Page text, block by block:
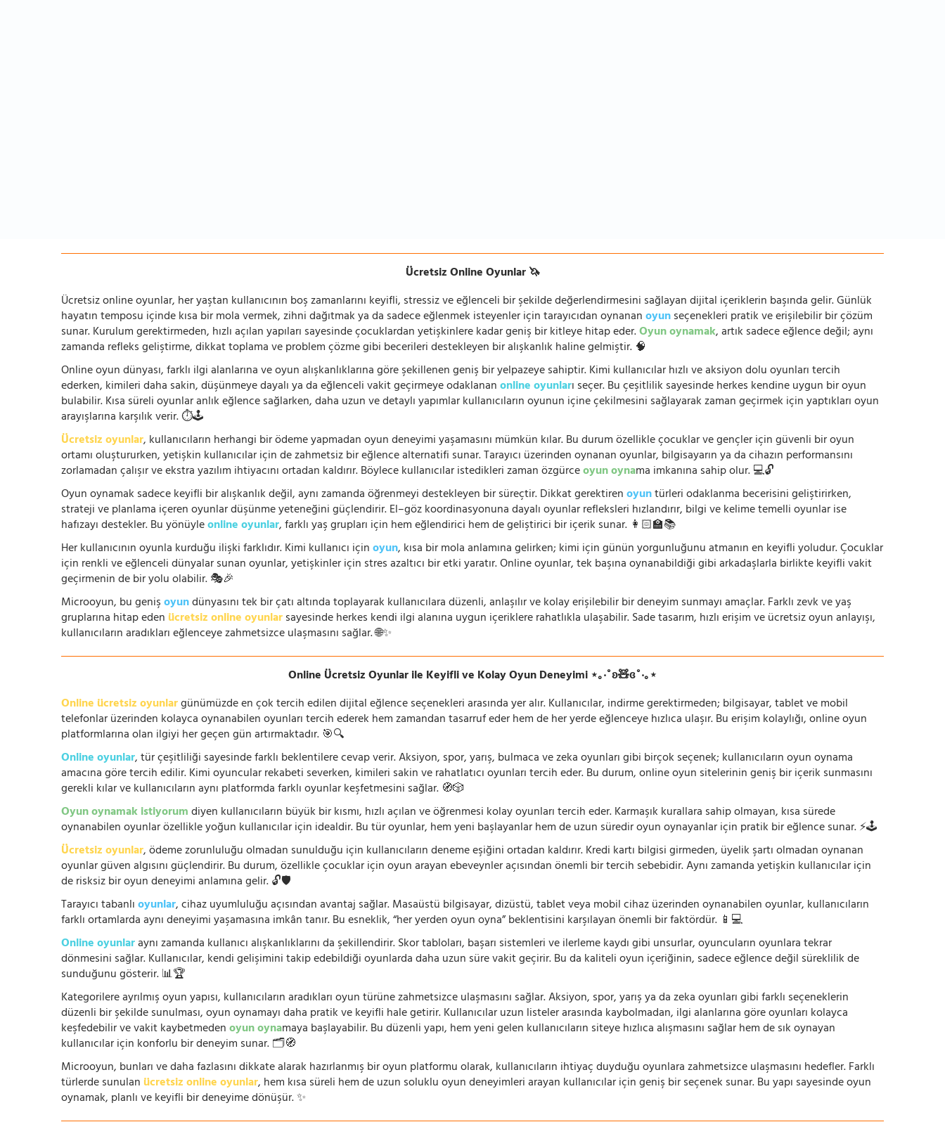
Ücretsiz Online Oyunlar 🦄
Ücretsiz online oyunlar, her yaştan kullanıcının boş zamanlarını keyifli, stressiz ve eğlenceli bir şekilde değerlendirmesini sağlayan dijital içeriklerin başında gelir. Günlük
hayatın temposu içinde kısa bir mola vermek, zihni dağıtmak ya da sadece eğlenmek isteyenler için tarayıcıdan oynananoyunseçenekleri pratik ve erişilebilir bir çözüm
sunar. Kurulum gerektirmeden, hızlı açılan yapıları sayesinde çocuklardan yetişkinlere kadar geniş bir kitleye hitap eder.Oyun oynamak, artık sadece eğlence değil; aynı
zamanda refleks geliştirme, dikkat toplama ve problem çözme gibi becerileri destekleyen bir alışkanlık haline gelmiştir. 🧠
Online oyun dünyası, farklı ilgi alanlarına ve oyun alışkanlıklarına göre şekillenen geniş bir yelpazeye sahiptir. Kimi kullanıcılar hızlı ve aksiyon dolu oyunları tercih
ederken, kimileri daha sakin, düşünmeye dayalı ya da eğlenceli vakit geçirmeye odaklananonline oyunları seçer. Bu çeşitlilik sayesinde herkes kendine uygun bir oyun
bulabilir. Kısa süreli oyunlar anlık eğlence sağlarken, daha uzun ve detaylı yapımlar kullanıcıların oyunun içine çekilmesini sağlayarak zaman geçirmek için yaptıkları oyun
arayışlarına karşılık verir. ⏱️🕹️
Ücretsiz oyunlar, kullanıcıların herhangi bir ödeme yapmadan oyun deneyimi yaşamasını mümkün kılar. Bu durum özellikle çocuklar ve gençler için güvenli bir oyun
ortamı oluştururken, yetişkin kullanıcılar için de zahmetsiz bir eğlence alternatifi sunar. Tarayıcı üzerinden oynanan oyunlar, bilgisayarın ya da cihazın performansını
zorlamadan çalışır ve ekstra yazılım ihtiyacını ortadan kaldırır. Böylece kullanıcılar istedikleri zaman özgürceoyun oynama imkanına sahip olur. 💻🔓
Oyun oynamak sadece keyifli bir alışkanlık değil, aynı zamanda öğrenmeyi destekleyen bir süreçtir. Dikkat gerektirenoyuntürleri odaklanma becerisini geliştirirken,
strateji ve planlama içeren oyunlar düşünme yeteneğini güçlendirir. El–göz koordinasyonuna dayalı oyunlar refleksleri hızlandırır, bilgi ve kelime temelli oyunlar ise
hafızayı destekler. Bu yönüyleonline oyunlar, farklı yaş grupları için hem eğlendirici hem de geliştirici bir içerik sunar. 👩🏻‍🏫📚
Her kullanıcının oyunla kurduğu ilişki farklıdır. Kimi kullanıcı içinoyun, kısa bir mola anlamına gelirken; kimi için günün yorgunluğunu atmanın en keyifli yoludur. Çocuklar
için renkli ve eğlenceli dünyalar sunan oyunlar, yetişkinler için stres azaltıcı bir etki yaratır. Online oyunlar, tek başına oynanabildiği gibi arkadaşlarla birlikte keyifli vakit
geçirmenin de bir yolu olabilir. 🎭🎉
Microoyun, bu genişoyundünyasını tek bir çatı altında toplayarak kullanıcılara düzenli, anlaşılır ve kolay erişilebilir bir deneyim sunmayı amaçlar. Farklı zevk ve yaş
gruplarına hitap eden ücretsiz online oyunlarsayesinde herkes kendi ilgi alanına uygun içeriklere rahatlıkla ulaşabilir. Sade tasarım, hızlı erişim ve ücretsiz oyun anlayışı,
kullanıcıların aradıkları eğlenceye zahmetsizce ulaşmasını sağlar. 🌐✨
Online Ücretsiz Oyunlar ile Keyifli ve Kolay Oyun Deneyimi ⋆｡‧˚ʚ🧸ɞ˚‧｡⋆
Online ücretsiz oyunlargünümüzde en çok tercih edilen dijital eğlence seçenekleri arasında yer alır. Kullanıcılar, indirme gerektirmeden; bilgisayar, tablet ve mobil
telefonlar üzerinden kolayca oynanabilen oyunları tercih ederek hem zamandan tasarruf eder hem de her yerde eğlenceye hızlıca ulaşır. Bu erişim kolaylığı, online oyun
platformlarına olan ilgiyi her geçen gün artırmaktadır. 🎯🔍
Online oyunlar, tür çeşitliliği sayesinde farklı beklentilere cevap verir. Aksiyon, spor, yarış, bulmaca ve zeka oyunları gibi birçok seçenek; kullanıcıların oyun oynama
amacına göre tercih edilir. Kimi oyuncular rekabeti severken, kimileri sakin ve rahatlatıcı oyunları tercih eder. Bu durum, online oyun sitelerinin geniş bir içerik sunmasını
gerekli kılar ve kullanıcıların aynı platformda farklı oyunlar keşfetmesini sağlar. 🧭🎲
Oyun oynamak istiyorumdiyen kullanıcıların büyük bir kısmı, hızlı açılan ve öğrenmesi kolay oyunları tercih eder. Karmaşık kurallara sahip olmayan, kısa sürede
oynanabilen oyunlar özellikle yoğun kullanıcılar için idealdir. Bu tür oyunlar, hem yeni başlayanlar hem de uzun süredir oyun oynayanlar için pratik bir eğlence sunar. ⚡🕹️
Ücretsiz oyunlar, ödeme zorunluluğu olmadan sunulduğu için kullanıcıların deneme eşiğini ortadan kaldırır. Kredi kartı bilgisi girmeden, üyelik şartı olmadan oynanan
oyunlar güven algısını güçlendirir. Bu durum, özellikle çocuklar için oyun arayan ebeveynler açısından önemli bir tercih sebebidir. Aynı zamanda yetişkin kullanıcılar için
de risksiz bir oyun deneyimi anlamına gelir. 🔓🛡️
Tarayıcı tabanlıoyunlar, cihaz uyumluluğu açısından avantaj sağlar. Masaüstü bilgisayar, dizüstü, tablet veya mobil cihaz üzerinden oynanabilen oyunlar, kullanıcıların
farklı ortamlarda aynı deneyimi yaşamasına imkân tanır. Bu esneklik, “her yerden oyun oyna” beklentisini karşılayan önemli bir faktördür. 📱💻
Online oyunlaraynı zamanda kullanıcı alışkanlıklarını da şekillendirir. Skor tabloları, başarı sistemleri ve ilerleme kaydı gibi unsurlar, oyuncuların oyunlara tekrar
dönmesini sağlar. Kullanıcılar, kendi gelişimini takip edebildiği oyunlarda daha uzun süre vakit geçirir. Bu da kaliteli oyun içeriğinin, sadece eğlence değil süreklilik de
sunduğunu gösterir. 📊🏆
Kategorilere ayrılmış oyun yapısı, kullanıcıların aradıkları oyun türüne zahmetsizce ulaşmasını sağlar. Aksiyon, spor, yarış ya da zeka oyunları gibi farklı seçeneklerin
düzenli bir şekilde sunulması, oyun oynamayı daha pratik ve keyifli hale getirir. Kullanıcılar uzun listeler arasında kaybolmadan, ilgi alanlarına göre oyunları kolayca
keşfedebilir ve vakit kaybetmedenoyun oynamaya başlayabilir. Bu düzenli yapı, hem yeni gelen kullanıcıların siteye hızlıca alışmasını sağlar hem de sık oynayan
kullanıcılar için konforlu bir deneyim sunar. 🗂️🧭
Microoyun, bunları ve daha fazlasını dikkate alarak hazırlanmış bir oyun platformu olarak, kullanıcıların ihtiyaç duyduğu oyunlara zahmetsizce ulaşmasını hedefler. Farklı
türlerde sunulan ücretsiz online oyunlar, hem kısa süreli hem de uzun soluklu oyun deneyimleri arayan kullanıcılar için geniş bir seçenek sunar. Bu yapı sayesinde oyun
oynamak, planlı ve keyifli bir deneyime dönüşür. ✨